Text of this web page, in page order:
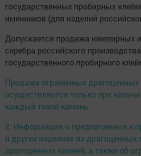
государственных пробирных
именников (для изделий
Допускается продажа ювелирных
серебра российского
государственного пробирного
Продажа ограненных драгоценных
осуществляется только при
каждый такой камень.
2. Информация о предлагаемых к
и других изделиях из драгоценных
драгоценных камней, а также об